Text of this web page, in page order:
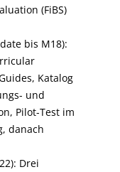
(FiBS)
bis M18):
Katalog
und
Pilot-Test im
danach
Drei